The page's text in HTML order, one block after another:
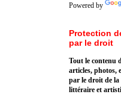
Powered by
Protection
par le droit
Tout le contenu
articles, photos,
par le droit de
littéraire et